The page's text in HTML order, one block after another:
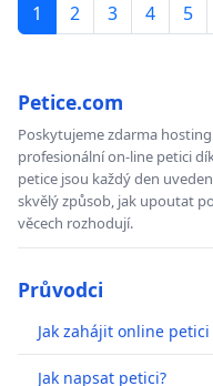
1 2 3 4 5
Petice.com
Poskytujeme zdarma
profesionální on-line petici
petice jsou každý den
skvělý způsob, jak upoutat
věcech rozhodují.
Průvodci
Jak zahájit online petici
Jak napsat petici?